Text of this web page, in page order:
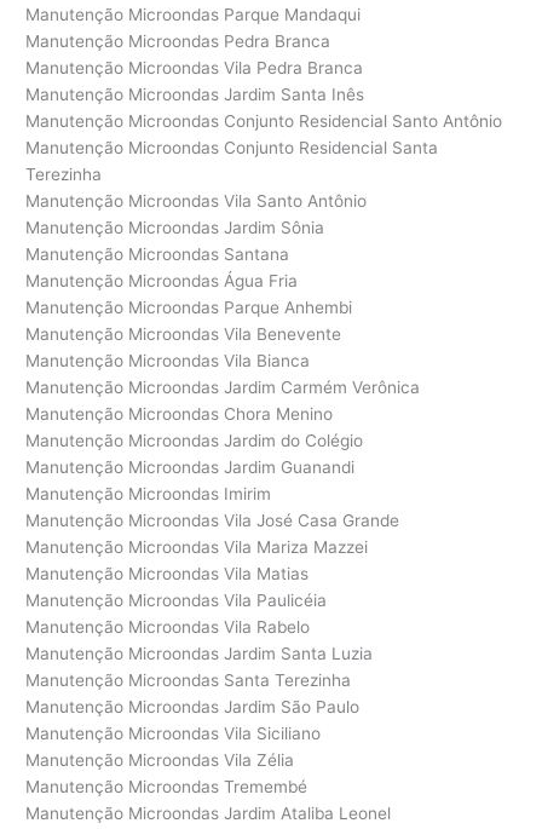
Manutenção Microondas Parque Mandaqui
Manutenção Microondas Pedra Branca
Manutenção Microondas Vila Pedra Branca
Manutenção Microondas Jardim Santa Inês
Manutenção Microondas Conjunto Residencial Santo Antônio
Manutenção Microondas Conjunto Residencial Santa
Terezinha
Manutenção Microondas Vila Santo Antônio
Manutenção Microondas Jardim Sônia
Manutenção Microondas Santana
Manutenção Microondas Água Fria
Manutenção Microondas Parque Anhembi
Manutenção Microondas Vila Benevente
Manutenção Microondas Vila Bianca
Manutenção Microondas Jardim Carmém Verônica
Manutenção Microondas Chora Menino
Manutenção Microondas Jardim do Colégio
Manutenção Microondas Jardim Guanandi
Manutenção Microondas Imirim
Manutenção Microondas Vila José Casa Grande
Manutenção Microondas Vila Mariza Mazzei
Manutenção Microondas Vila Matias
Manutenção Microondas Vila Paulicéia
Manutenção Microondas Vila Rabelo
Manutenção Microondas Jardim Santa Luzia
Manutenção Microondas Santa Terezinha
Manutenção Microondas Jardim São Paulo
Manutenção Microondas Vila Siciliano
Manutenção Microondas Vila Zélia
Manutenção Microondas Tremembé
Manutenção Microondas Jardim Ataliba Leonel